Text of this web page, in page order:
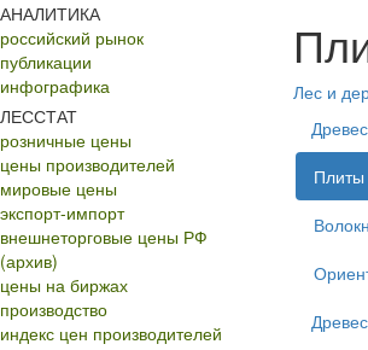
АНАЛИТИКА
российский рынок
публикации
инфографика
ЛЕССТАТ
розничные цены
цены производителей
мировые цены
экспорт-импорт
внешнеторговые цены РФ
(архив)
цены на биржах
производство
индекс цен производителей
Лес и
Плиты